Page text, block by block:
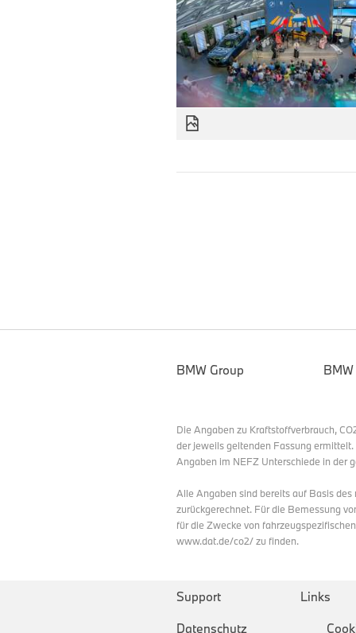
BMW Group BMW
Die Angaben zu Kraftstoffverbrauch,
der jeweils geltenden Fassung
Angaben im NEFZ Unterschiede in der
Alle Angaben sind bereits auf Basis
zurückgerechnet. Für die Bemessung
für die Zwecke von
www.dat.de/co2/ zu finden.
Support Links
Datenschutz